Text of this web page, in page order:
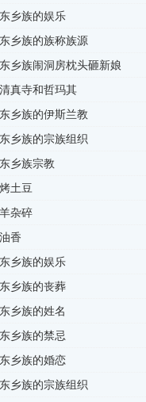
东乡族的娱乐
东乡族的族称族源
东乡族闹洞房枕头砸新娘
清真寺和哲玛其
东乡族的伊斯兰教
东乡族的宗族组织
东乡族宗教
烤土豆
羊杂碎
油香
东乡族的娱乐
东乡族的丧葬
东乡族的姓名
东乡族的禁忌
东乡族的婚恋
东乡族的宗族组织